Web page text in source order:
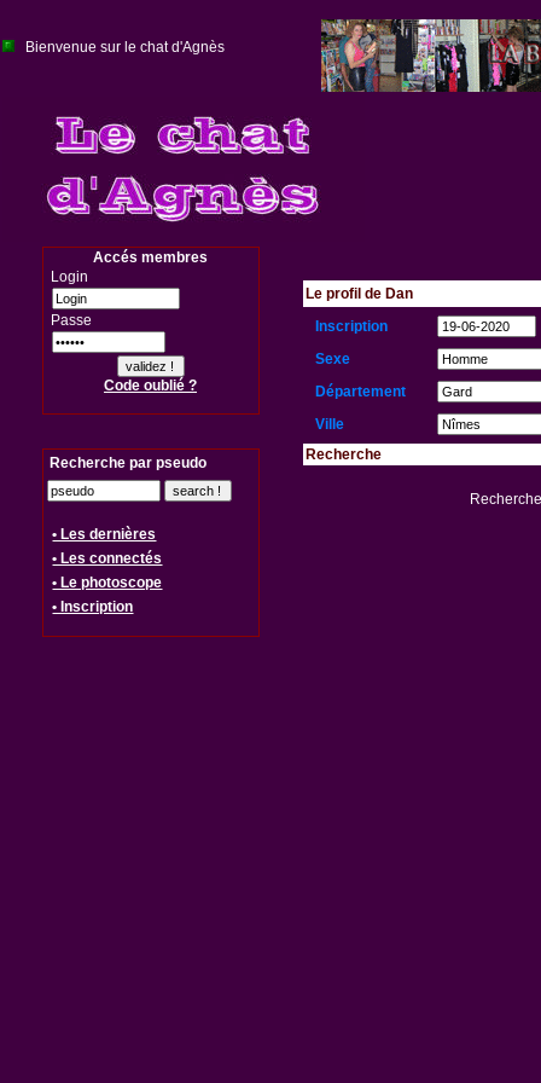
Bienvenue sur le chat d'Agnès
Accés membres
Login
Passe
Code oublié ?
Recherche par pseudo
• Les dernières
• Les connectés
• Le photoscope
• Inscription
Le profil de Dan
Inscription
Sexe
Département
Ville
Recherche